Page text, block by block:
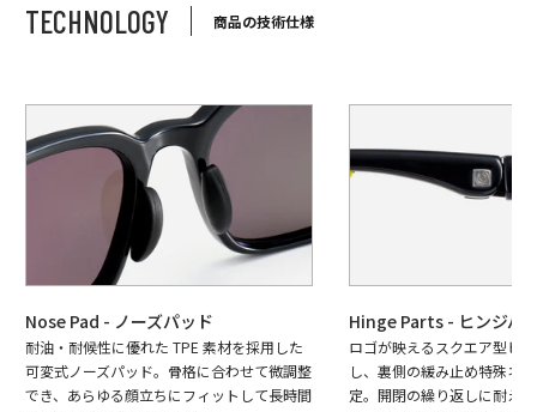
TECHNOLOGY 商品の技術仕様
Nose Pad - ノーズパッド
耐油・耐候性に優れた TPE 素材を採用した
可変式ノーズパッド。骨格に合わせて微調整
でき、あらゆる顔立ちにフィットして長時間
Hinge Parts - ヒンジパ
ロゴが映えるスクエア型ヒ
し、裏側の緩み止め特殊ネ
定。開閉の繰り返しに耐え